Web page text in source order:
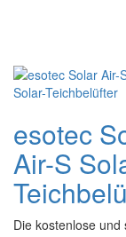
esotec
Air-S
Die kostenlose und